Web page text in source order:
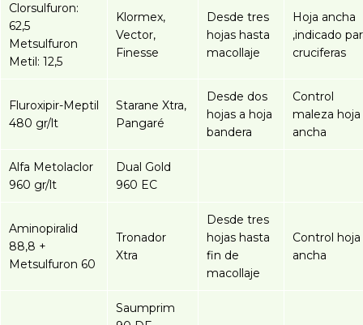
Clorsulfuron:
62,5
Metsulfuron
Metil: 12,5
Klormex,
Vector,
Finesse
Desde tres
hojas hasta
macollaje
Hoja ancha
,indicado
cruciferas
Fluroxipir-Meptil
480 gr/lt
Starane Xtra,
Pangaré
Desde dos
hojas a hoja
bandera
Control
maleza hoja
ancha
Alfa Metolaclor
960 gr/lt
Dual Gold
960 EC
Aminopiralid
88,8 +
Metsulfuron 60
Tronador
Xtra
Desde tres
hojas hasta
fin de
macollaje
Control hoja
ancha
Saumprim